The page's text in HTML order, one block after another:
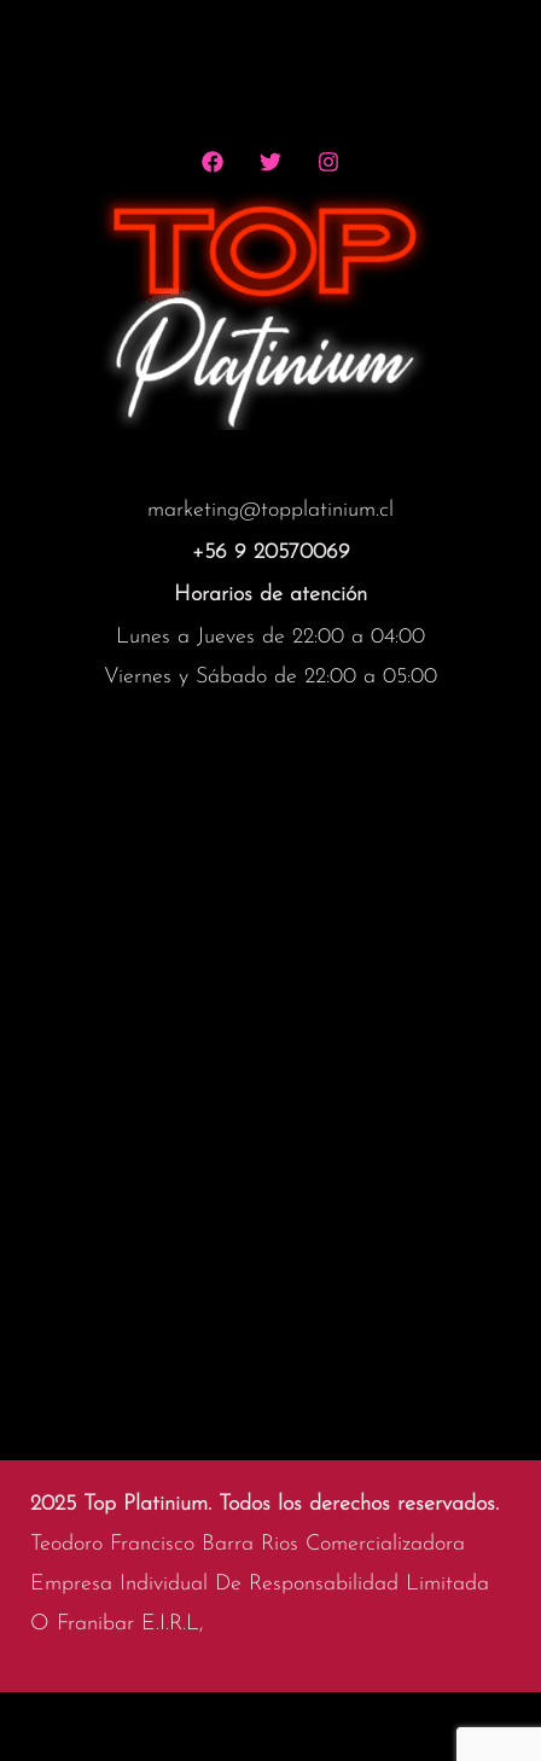
marketing@topplatinium.cl
+56 9 20570069
Horarios de atención
Lunes a Jueves de 22:00 a 04:00
Viernes y Sábado de 22:00 a 05:00
2025 Top Platinium. Todos los derechos reservados.
Teodoro Francisco Barra Rios Comercializadora
Empresa Individual De Responsabilidad Limitada
O Franibar E.I.R.L,